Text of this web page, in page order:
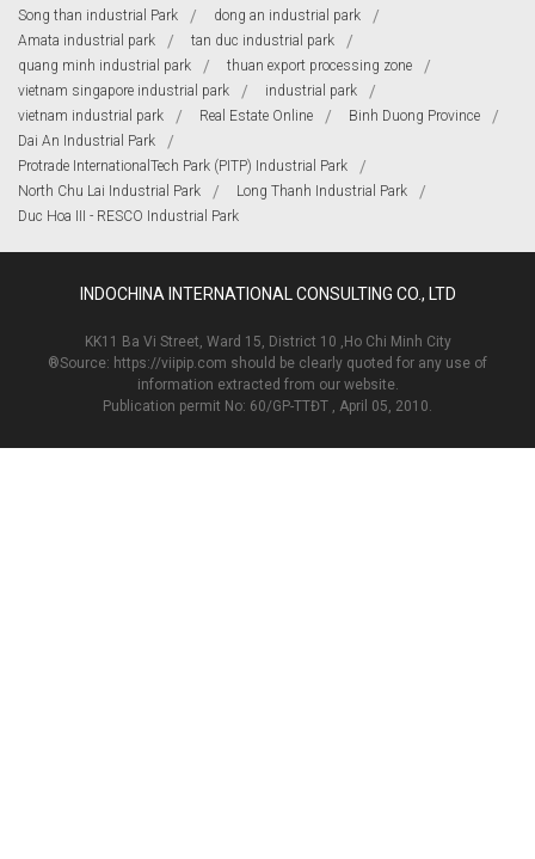
Song than industrial Park
dong an industrial park
Amata industrial park
tan duc industrial park
quang minh industrial park
thuan export processing zone
vietnam singapore industrial park
industrial park
vietnam industrial park
Real Estate Online
Binh Duong Province
Dai An Industrial Park
Protrade InternationalTech Park (PITP) Industrial Park
North Chu Lai Industrial Park
Long Thanh Industrial Park
Duc Hoa III - RESCO Industrial Park
INDOCHINA INTERNATIONAL CONSULTING CO., LTD
KK11 Ba Vi Street, Ward 15, District 10 ,Ho Chi Minh City
®Source: https://viipip.com should be clearly quoted for any use of
information extracted from our website.
Publication permit No: 60/GP-TTĐT , April 05, 2010.